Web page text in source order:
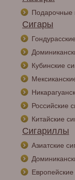
Подарочные
Сигары
Кубинские
Российские
Китайские
Сигариллы
Азиатские